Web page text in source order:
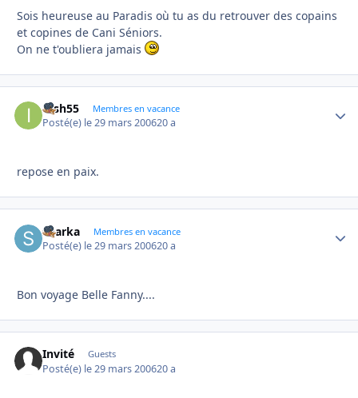
Sois heureuse au Paradis où tu as du retrouver des copains
et copines de Cani Séniors.
On ne t'oubliera jamais
irish55 Membres en vacance
Posté(e) le 29 mars 200620 a
repose en paix.
sharka Membres en vacance
Posté(e) le 29 mars 200620 a
Bon voyage Belle Fanny....
Invité Guests
Posté(e) le 29 mars 200620 a